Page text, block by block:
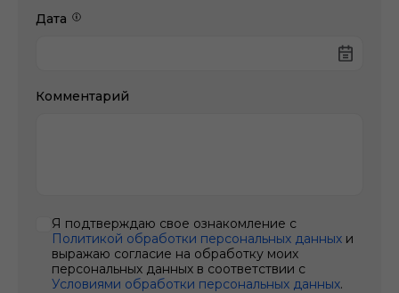
Дата
Комментарий
Я подтверждаю свое ознакомление с
Политикой обработки персональных данных и
выражаю согласие на обработку моих
персональных данных в соответствии с
Условиями обработки персональных данных.